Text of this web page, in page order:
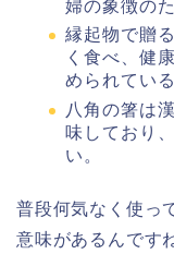
婦の象徴の
縁起物で贈
く食べ、健
められてい
八角の箸は
味しており
い。
普段何気なく使っ
意味があるんです